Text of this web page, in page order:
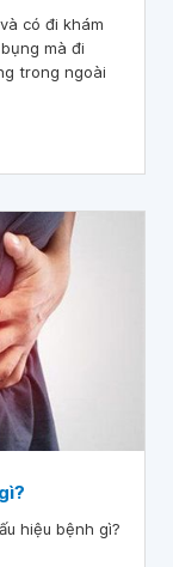
có đi khám
mà đi
trong ngoài
hiệu bệnh gì?